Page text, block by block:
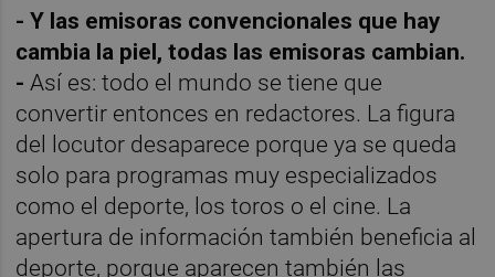
- Y las emisoras convencionales que hay
cambia la piel, todas las emisoras cambian.
- Así es: todo el mundo se tiene que
convertir entonces en redactores. La figura
del locutor desaparece porque ya se queda
solo para programas muy especializados
como el deporte, los toros o el cine. La
apertura de información también beneficia al
deporte, porque aparecen también las